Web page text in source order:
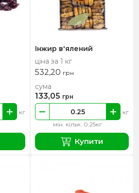
кг
Інжир в'ялений
ціна за 1 кг
532,20 грн
мін. кільк. 0.25кг
кг
сума
133,05 грн
Купити